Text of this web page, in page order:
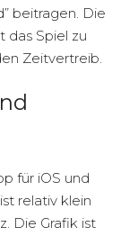
beitragen. Die
das Spiel zu
Zeitvertreib.
für iOS und
relativ klein
Die Grafik ist